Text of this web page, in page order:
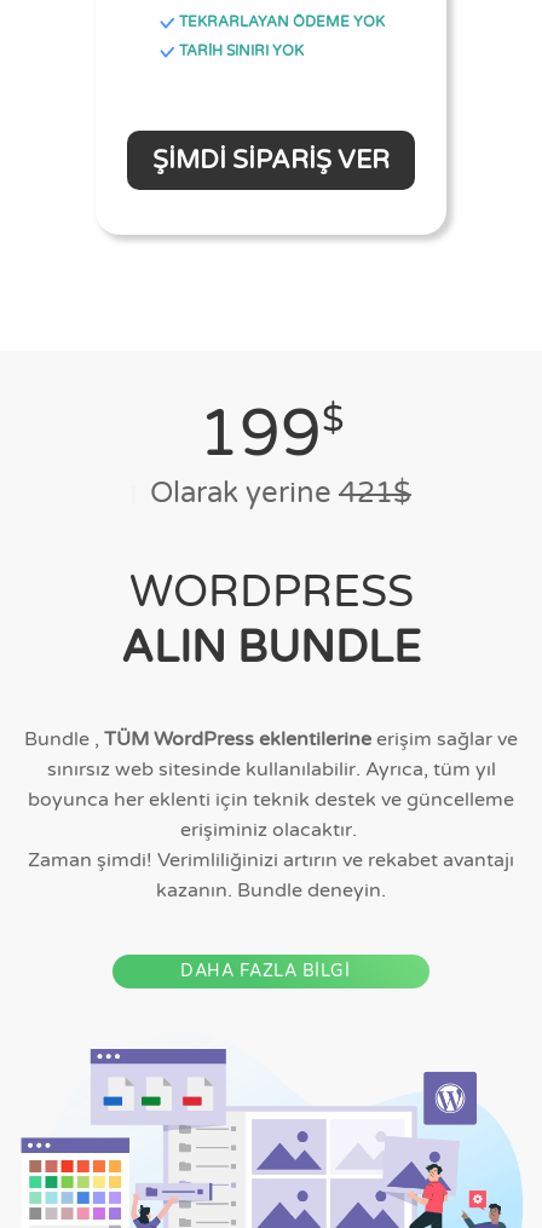
TEKRARLAYAN ÖDEME YOK
TARİH SINIRI YOK
ŞIMDI SIPARIŞ VER
199$
Olarak yerine 421$
WORDPRESS
ALIN BUNDLE
Bundle , TÜM WordPress eklentilerine erişim sağlar ve
sınırsız web sitesinde kullanılabilir. Ayrıca, tüm yıl
boyunca her eklenti için teknik destek ve güncelleme
erişiminiz olacaktır.
Zaman şimdi! Verimliliğinizi artırın ve rekabet avantajı
kazanın. Bundle deneyin.
DAHA FAZLA BİLGİ